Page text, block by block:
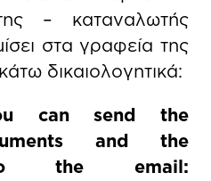
– καταναλωτής
στα γραφεία της
δικαιολογητικά:
can send the
and the
the email: